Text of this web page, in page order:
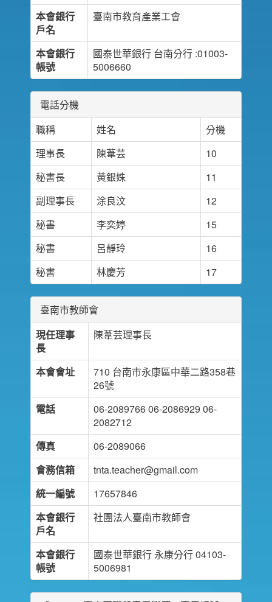
本會銀行
戶名
臺南市教育產業工會
本會銀行
帳號
國泰世華銀行 台南分行 :01003-
5006660
電話分機
職稱
姓名
分機
理事長
陳葦芸
10
秘書長
黃銀姝
11
副理事長
涂良汶
12
秘書
李奕婷
15
秘書
呂靜玲
16
秘書
林慶芳 17
臺南市教師會
現任理事
長
陳葦芸理事長
本會會址
710 台南市永康區中華二路358巷
26號
電話
06-2089766 06-2086929 06-
2082712
傳真
06-2089066
會務信箱
tnta.teacher@gmail.com
統一編號
17657846
本會銀行
戶名
社團法人臺南市教師會
本會銀行
帳號
國泰世華銀行 永康分行 04103-
5006981